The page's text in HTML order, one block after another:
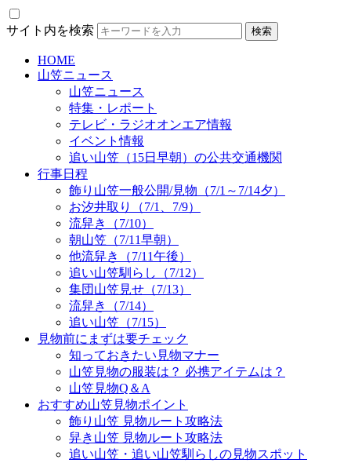
サイト内を検索
HOME
山笠ニュース
山笠ニュース
特集・レポート
テレビ・ラジオオンエア情報
イベント情報
追い山笠（15日早朝）の公共交通機関
行事日程
飾り山笠一般公開/見物（7/1～7/14夕）
お汐井取り（7/1、7/9）
流舁き（7/10）
朝山笠（7/11早朝）
他流舁き（7/11午後）
追い山笠馴らし（7/12）
集団山笠見せ（7/13）
流舁き（7/14）
追い山笠（7/15）
見物前にまずは要チェック
知っておきたい見物マナー
山笠見物の服装は？ 必携アイテムは？
山笠見物Q＆A
おすすめ山笠見物ポイント
飾り山笠 見物ルート攻略法
舁き山笠 見物ルート攻略法
追い山笠・追い山笠馴らしの見物スポット